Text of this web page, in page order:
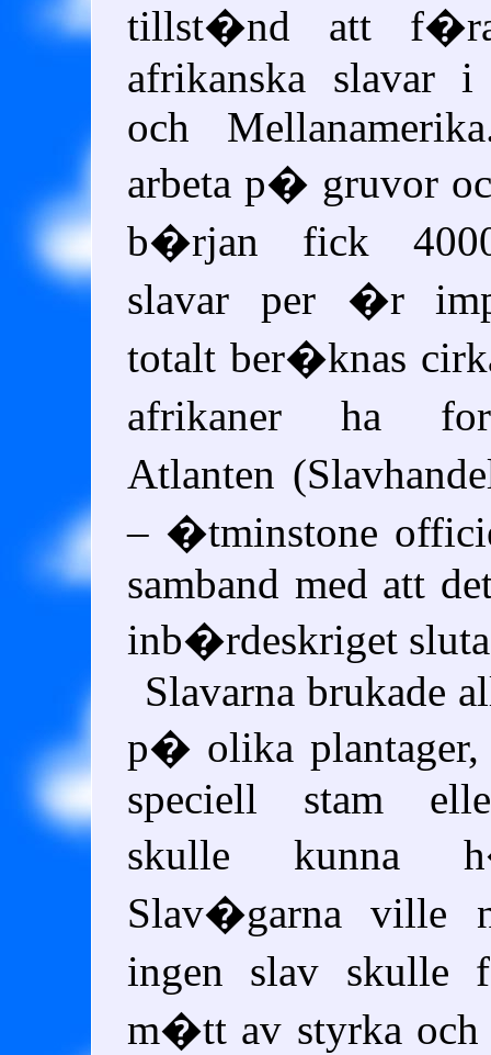
tillst�nd att
afrikanska slavar
och
arbeta p� gruvor
b�rjan fick
slavar per �r
totalt ber�knas
afrikaner ha
Atlanten
– �tminstone
samband med att
inb�rdeskriget
Slavarna brukade
p� olika
speciell stam
skulle kunna
Slav�garna ville
ingen slav skulle
m�tt av styrka och